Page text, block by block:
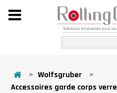
> Wolfsgruber
>
Accessoires garde corps verre